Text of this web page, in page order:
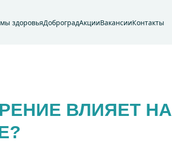
здоровьяДоброградАкцииВакансииКонтакты
ВЛИЯЕТ НА